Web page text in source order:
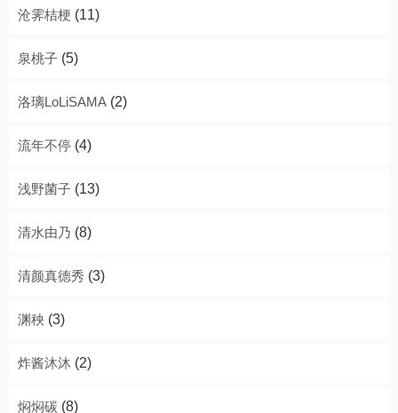
沧霁桔梗 (11)
泉桃子 (5)
洛璃LoLiSAMA (2)
流年不停 (4)
浅野菌子 (13)
清水由乃 (8)
清颜真德秀 (3)
渊秧 (3)
炸酱沐沐 (2)
焖焖碳 (8)